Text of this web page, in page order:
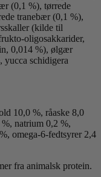
(0,1 %), tørrede
tranebær (0,1 %),
(kilde til
oligosakkarider,
0,014 %), ølgær
yucca schidigera
10,0 %, råaske 8,0
natrium 0,2 %,
omega-6-fedtsyrer 2,4
fra animalsk protein.